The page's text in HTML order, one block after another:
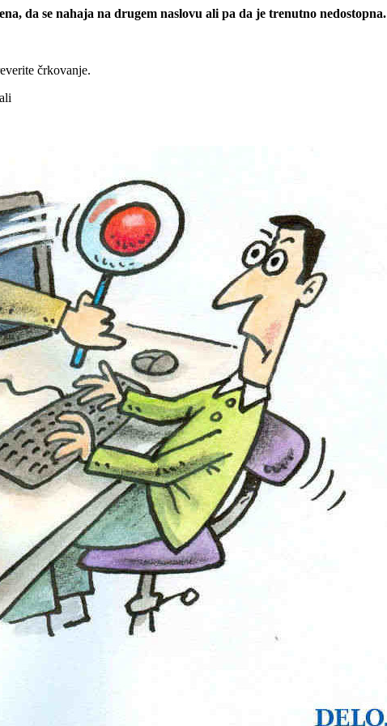
da se nahaja na drugem naslovu ali pa da je trenutno nedostopna.
črkovanje.
ali